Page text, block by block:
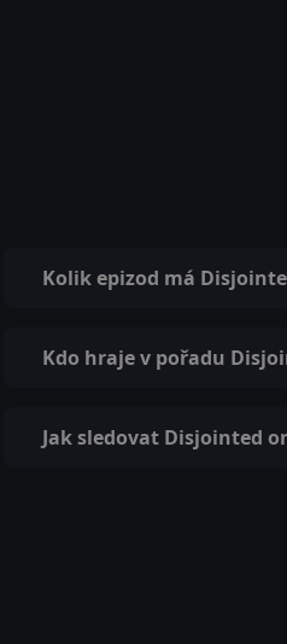
Kolik epizod má
Kdo hraje v pořadu
Jak sledovat Disjointed